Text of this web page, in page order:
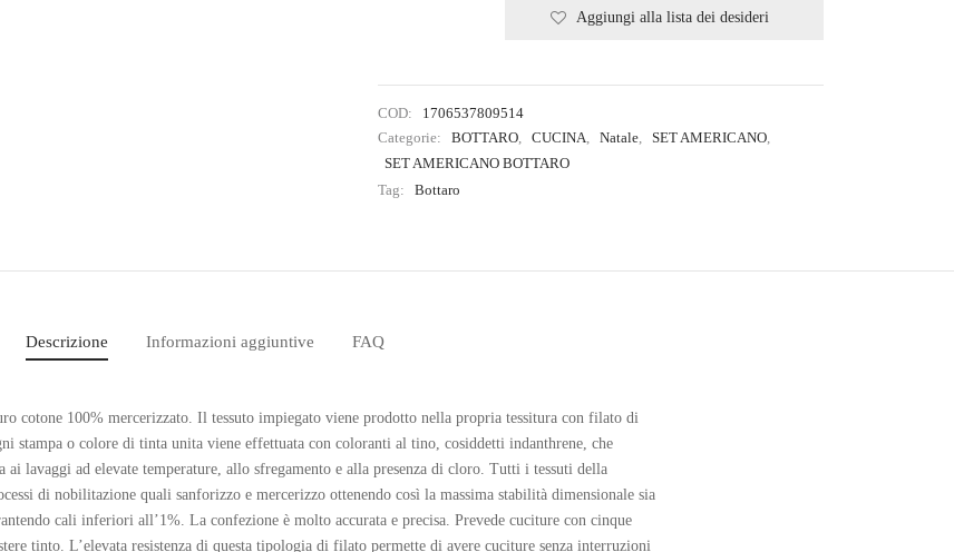
Aggiungi alla lista dei desideri
COD:
1706537809514
Categorie:
BOTTARO, CUCINA, Natale, SET AMERICANO,
SET AMERICANO BOTTARO
Tag:
Bottaro
Descrizione Informazioni aggiuntive FAQ
cotone 100% mercerizzato. Il tessuto impiegato viene prodotto nella propria tessitura con filato di
stampa o colore di tinta unita viene effettuata con coloranti al tino, cosiddetti indanthrene, che
ai lavaggi ad elevate temperature, allo sfregamento e alla presenza di cloro. Tutti i tessuti della
di nobilitazione quali sanforizzo e mercerizzo ottenendo così la massima stabilità dimensionale sia
cali inferiori all’1%. La confezione è molto accurata e precisa. Prevede cuciture con cinque
tinto. L’elevata resistenza di questa tipologia di filato permette di avere cuciture senza interruzioni